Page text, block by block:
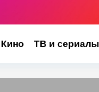
Кино ТВ и сериалы